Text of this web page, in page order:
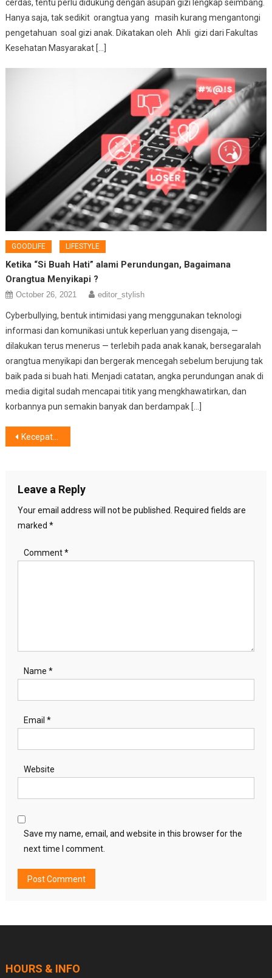
cerdas, tentu perlu didukung dengan asupan gizi lengkap seimbang.
Hanya saja, tak sedikit orangtua yang masih kurang mengantongi
pengetahuan soal gizi anak. Dikatakan oleh Ahli gizi dari Fakultas
Kesehatan Masyarakat […]
GOODLIFE LIFESTYLE
Ketika “Si Buah Hati” alami Perundungan, Bagaimana
Orangtua Menyikapi ?
October 26, 2021 editor_stylish
Cyberbullying, bentuk intimidasi yang menggunakan teknologi
informasi dan komunikasi untuk keperluan yang disengaja, —
dilakukan terus menerus — terlebih pada anak kanak, bersegaralah
orangtua menyikapi dan bergerak mencegah sebelum berujung tak
baik pada si buah hati. Menjadi catatan, angka perundungan anak di
media digital sudah mencapai titik yang mengkhawatirkan, dan
korbannya pun semakin banyak dan berdampak […]
Post
Kecepatan Unduh Jaringan 5G di Indonesia, Tergolong Rendah
Leave a Reply
Your email address will not be published.
Required fields are
marked *
Comment*
Name *
Email *
Website
Save my name, email, and website in this browser for the
next time I comment.
HOURS & INFO